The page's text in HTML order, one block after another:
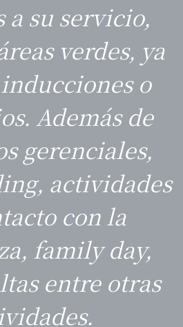
a su servicio,
verdes, ya
o
Además de
gerenciales,
actividades
con la
family day,
entre otras